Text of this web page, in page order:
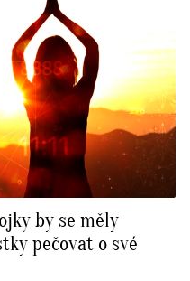
by se měly
pečovat o své